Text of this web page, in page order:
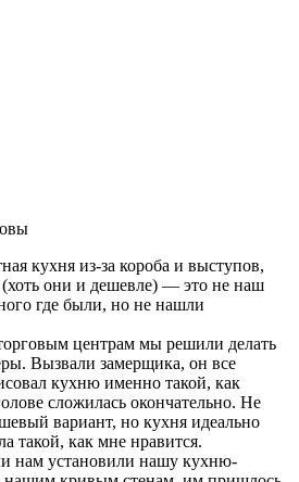
кухня из-за короба и выступов,
они и дешевле) — это не наш
где были, но не нашли
центрам мы решили делать
Вызвали замерщика, он все
кухню именно такой, как
сложилась окончательно. Не
вариант, но кухня идеально
такой, как мне нравится.
нам установили нашу кухню-